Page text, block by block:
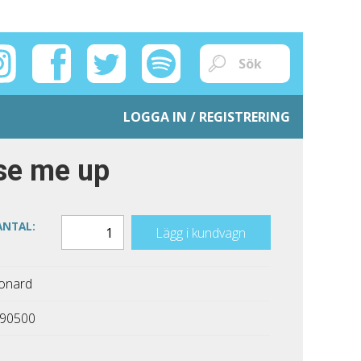
LOGGA IN / REGISTRERING
me up
Lägg i kundvagn